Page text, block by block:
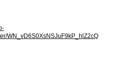
WN_vD6S0XsNSJuF9kP_hlZ2cQ